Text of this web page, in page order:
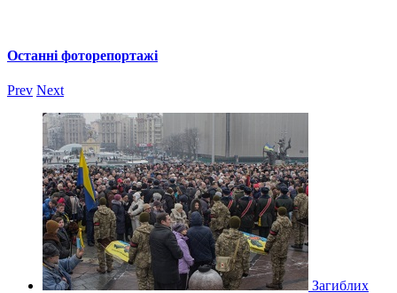
Останні фоторепортажі
Prev Next
Загиблих